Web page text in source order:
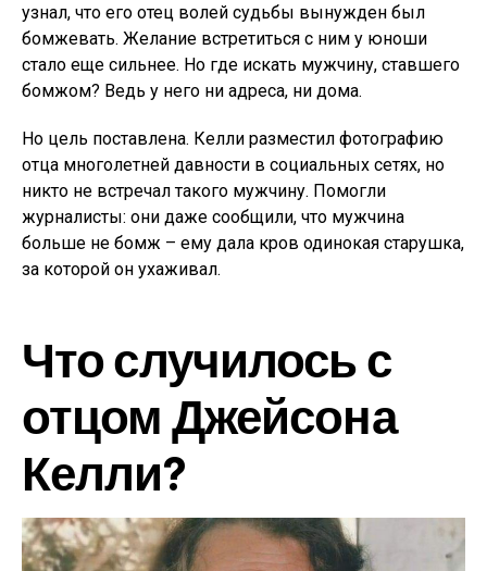
узнал, что его отец волей судьбы вынужден был
бомжевать. Желание встретиться с ним у юноши
стало еще сильнее. Но где искать мужчину, ставшего
бомжом? Ведь у него ни адреса, ни дома.
Но цель поставлена. Келли разместил фотографию
отца многолетней давности в социальных сетях, но
никто не встречал такого мужчину. Помогли
журналисты: они даже сообщили, что мужчина
больше не бомж – ему дала кров одинокая старушка,
за которой он ухаживал.
Что случилось с
отцом Джейсона
Келли?